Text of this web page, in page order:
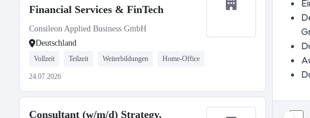
Financial Services & FinTech
Consileon Applied Business GmbH
Deutschland
Vollzeit Teilzeit Weiterbildungen Home-Office
24.07.2026
Consultant (w/m/d) Strategy,